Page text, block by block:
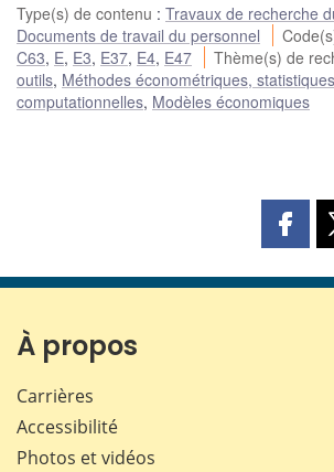
Type(s) de contenu : Travaux de recherche
Documents de travail du personnel
C63, E, E3, E37, E4, E47 Thème(s) de
outils, Méthodes économétriques,
computationnelles, Modèles économiques
page
À propos
Carrières
Accessibilité
Photos et vidéos